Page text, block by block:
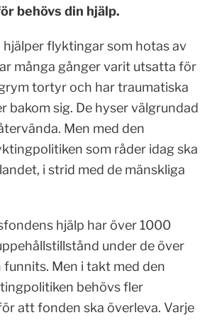
behövs din hjälp.
flyktingar som hotas av
många gånger varit utsatta för
tortyr och har traumatiska
bakom sig. De hyser välgrundad
Men med den
som råder idag ska
i strid med de mänskliga
hjälp har över 1000
under de över
Men i takt med den
behövs fler
att fonden ska överleva. Varje